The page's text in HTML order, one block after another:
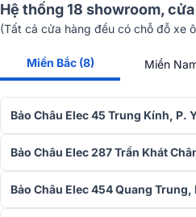
cũng có được đó là khả năng kết
liệu thẻ SD hay chức năng ghi âm
ứng mọi nhu cầu khắt khe của
nhạc, xem phim...
Thu âm khi hát karaoke
Hệ thống 18 showroom,
(Tất cả cửa hàng đều có chỗ đỗ xe
Miền Bắc (8) Miền
Bảo Châu Elec 45 Trung Kính, P.
Bảo Châu Elec 287 Trần Khát
Bảo Châu Elec 454 Quang Trung,